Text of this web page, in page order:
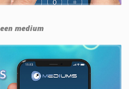
medium